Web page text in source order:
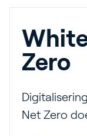
Zero
Net Zero